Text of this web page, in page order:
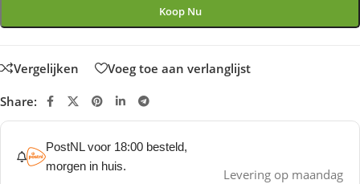
Koop Nu
Vergelijken Voeg toe aan verlanglijst
Share:
PostNL voor 18:00 besteld,
morgen in huis.
Levering op maandag